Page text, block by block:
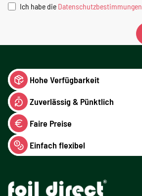
Ich habe die Datenschutzbestimmungen
Hohe Verfügbarkeit
Zuverlässig & Pünktlich
Faire Preise
Einfach flexibel